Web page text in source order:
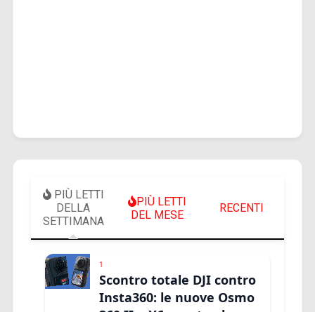
PIÙ LETTI
DELLA
SETTIMANA
PIÙ LETTI
DEL MESE
RECENTI
1
Scontro totale DJI contro
Insta360: le nuove Osmo